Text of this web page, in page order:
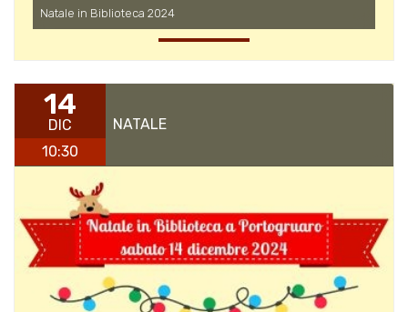
Natale in Biblioteca 2024
14
DIC
10:30
NATALE